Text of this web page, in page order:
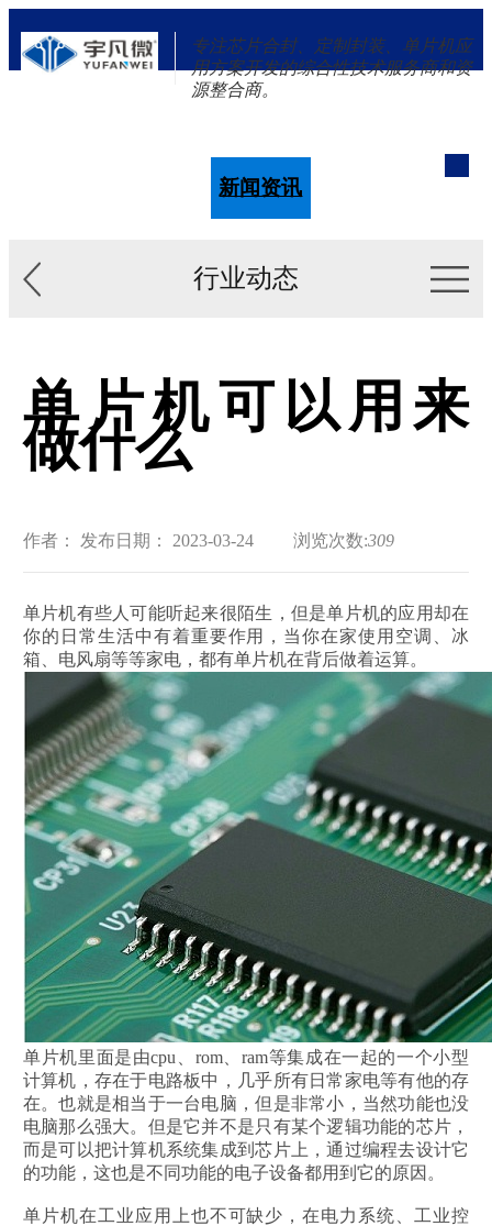
专注芯片合封、定制封装、单片机应
用方案开发的综合性技术服务商和资
源整合商。
新闻资讯
行业动态
单片机可以用来
做什么
作者： 发布日期： 2023-03-24 浏览次数:309
单片机有些人可能听起来很陌生，但是单片机的应用却在
你的日常生活中有着重要作用，当你在家使用空调、冰
箱、电风扇等等家电，都有单片机在背后做着运算。
单片机里面是由cpu、rom、ram等集成在一起的一个小型
计算机，存在于电路板中，几乎所有日常家电等有他的存
在。也就是相当于一台电脑，但是非常小，当然功能也没
电脑那么强大。但是它并不是只有某个逻辑功能的芯片，
而是可以把计算机系统集成到芯片上，通过编程去设计它
的功能，这也是不同功能的电子设备都用到它的原因。
单片机在工业应用上也不可缺少，在电力系统、工业控